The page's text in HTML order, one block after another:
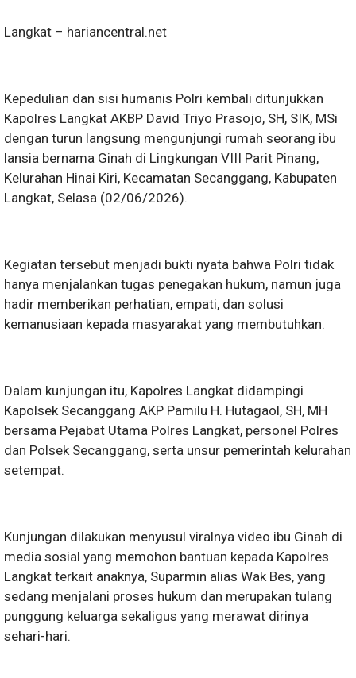
Langkat – hariancentral.net
Kepedulian dan sisi humanis Polri kembali ditunjukkan
Kapolres Langkat AKBP David Triyo Prasojo, SH, SIK, MSi
dengan turun langsung mengunjungi rumah seorang ibu
lansia bernama Ginah di Lingkungan VIII Parit Pinang,
Kelurahan Hinai Kiri, Kecamatan Secanggang, Kabupaten
Langkat, Selasa (02/06/2026).
Kegiatan tersebut menjadi bukti nyata bahwa Polri tidak
hanya menjalankan tugas penegakan hukum, namun juga
hadir memberikan perhatian, empati, dan solusi
kemanusiaan kepada masyarakat yang membutuhkan.
Dalam kunjungan itu, Kapolres Langkat didampingi
Kapolsek Secanggang AKP Pamilu H. Hutagaol, SH, MH
bersama Pejabat Utama Polres Langkat, personel Polres
dan Polsek Secanggang, serta unsur pemerintah kelurahan
setempat.
Kunjungan dilakukan menyusul viralnya video ibu Ginah di
media sosial yang memohon bantuan kepada Kapolres
Langkat terkait anaknya, Suparmin alias Wak Bes, yang
sedang menjalani proses hukum dan merupakan tulang
punggung keluarga sekaligus yang merawat dirinya
sehari-hari.